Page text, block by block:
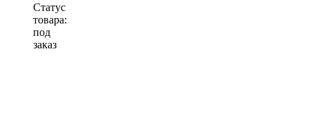
Статус
товара:
под
заказ